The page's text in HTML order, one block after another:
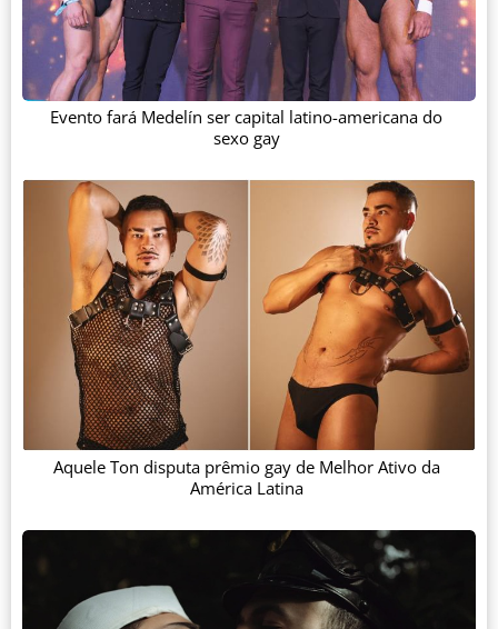
Evento fará Medelín ser capital latino-americana do
sexo gay
Aquele Ton disputa prêmio gay de Melhor Ativo da
América Latina